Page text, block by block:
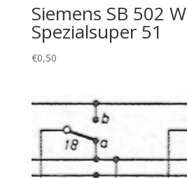
Siemens SB 502 W
Spezialsuper 51
€0,50